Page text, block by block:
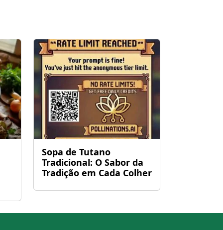
Sopa de Tutano
Tradicional: O Sabor da
Tradição em Cada Colher